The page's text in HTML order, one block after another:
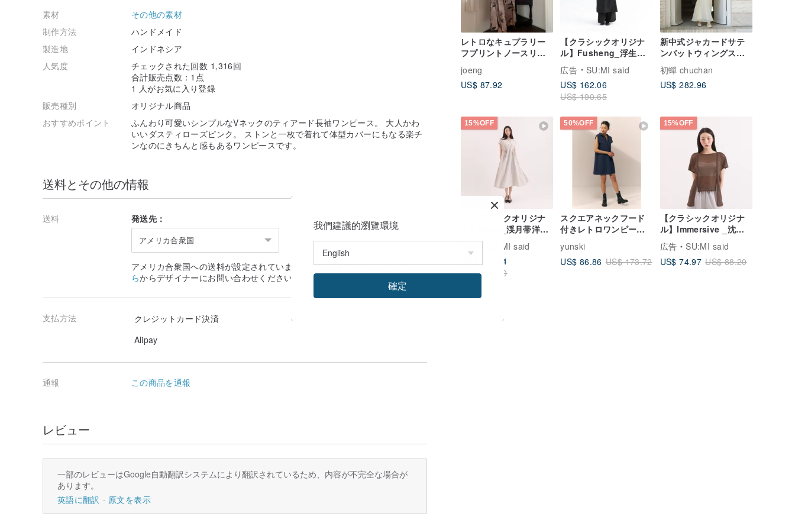
レトロなキュプラリー
フプリントノースリー
開、ラウンドネックプ
リーツ / ゆったりとし
joeng
US$ 87.92
【クラシックオリジナ
ル】Fusheng_浮生ベ
ストドレス_CLD030_
黒
広告
SU:MI said
US$ 162.06
US$ 190.65
新中式ジャカードサテ
ンバットウィングスリ
ーブロングドレス / 中
国風エレガントスリム
フィット / 高級感ワン
初蟬 chuchan
US$ 282.96
15%OFF
【クラシックオリジナ
ル】Xiyue_渓月帯洋装
_CLD035_カーキ
SU:MI said
US$ 165.84
US$ 195.10
50%OFF
スクエアネックフード
付きレトロワンピース/
ミッドナイトブルー
yunski
US$ 86.86 US$ 173.72
15%OFF
【クラシックオリジナ
ル】Immersive _沈浸
前短後長上着_ CLT
007 _コーヒー
広告
SU:MI said
US$ 74.97 US$ 88.20
サイズ： フリーサイズ（S～Lサイズ）
【平置きサイズ】
バスト 約53cm
アームホール 約24cm
袖丈 約55cm
素材： コットン 100％
透け感: なし
●ひとつひとつ手作業で染めている商品ですので多少のにじみ、染めムラなどがある場合がござい
また色合いはハンドメイドのため画像のものと全く同じではありません。
これも手作りの味とご理解頂ければ幸いです。
●お客様のご利用になっているモニターの性能により、画像の色が実際のものと多少異なって見え
る場合がございます。
●こちらの商品は染物ですので色落ちする恐れがございます。
いますので予めご了承ください。
●素材の性質上、ネップと呼ばれる繊維の節が生地表面に出来ることがございます。
素材
その他の素材
制作方法
ハンドメイド
製造地
インドネシア
人気度
チェックされた回数 1,316回
合計販売点数：1点
1 人がお気に入り登録
販売種別
オリジナル商品
おすすめポイント
ふんわり可愛いシンプルなVネックのティアード長袖ワンピース。 大人かわ
いいダスティローズピンク。 ストンと一枚で着れて体型カバーにもなる楽チ
ンなのにきちんと感もあるワンピースです。
送料とその他の情報
送料 発送先：
アメリカ合衆国
アメリカ合衆国への送料が設定されていません。発送をご希望の場合、こち
らからデザイナーにお問い合わせください。
支払方法
クレジットカード決済
Alipay
通報 この商品を通報
レビュー
一部のレビューはGoogle自動翻訳システムにより翻訳されているため、内容が不完全な場合が
あります。
英語に翻訳
原文を表示
我們建議的瀏覽環境
確定